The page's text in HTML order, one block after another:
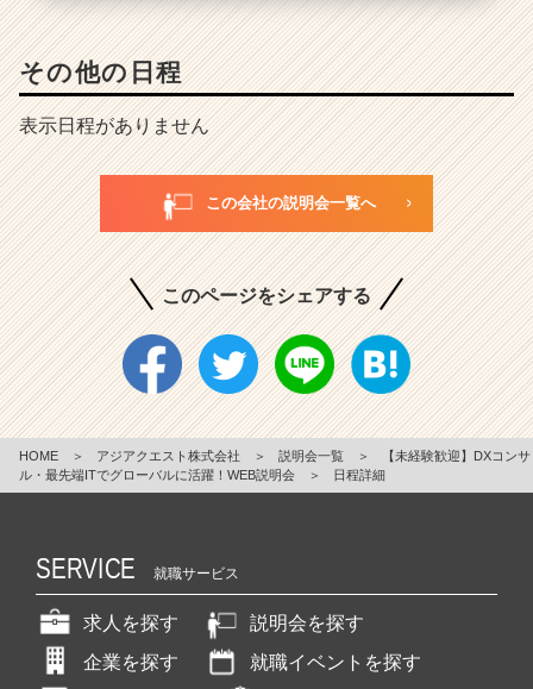
その他の日程
表示日程がありません
この会社の説明会一覧へ
このページをシェアする
HOME ＞ アジアクエスト株式会社 ＞ 説明会一覧 ＞
【未経験歓迎】DXコンサ
ル・最先端ITでグローバルに活躍！WEB説明会
＞ 日程詳細
SERVICE 就職サービス
求人を探す
説明会を探す
企業を探す
就職イベントを探す